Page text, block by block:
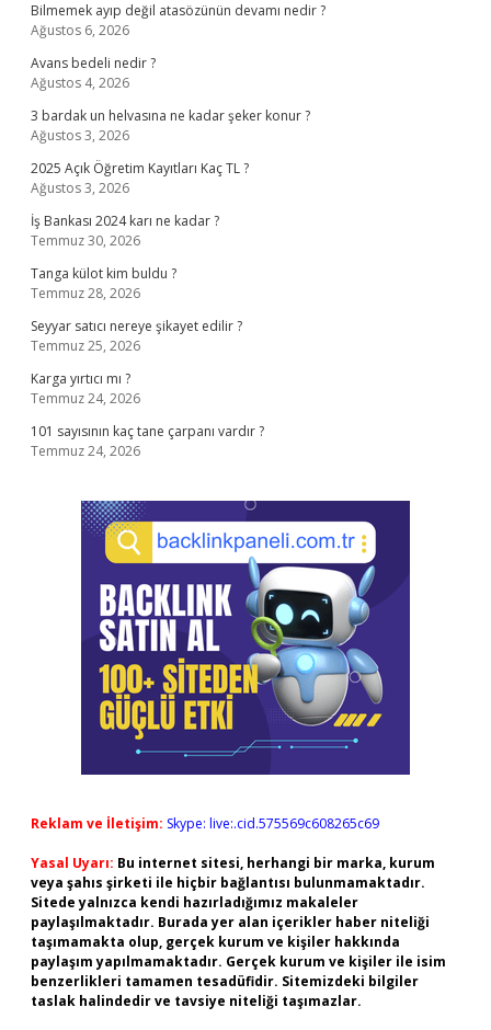
Bilmemek ayıp değil atasözünün devamı nedir ?
Ağustos 6, 2026
Avans bedeli nedir ?
Ağustos 4, 2026
3 bardak un helvasına ne kadar şeker konur ?
Ağustos 3, 2026
2025 Açık Öğretim Kayıtları Kaç TL ?
Ağustos 3, 2026
İş Bankası 2024 karı ne kadar ?
Temmuz 30, 2026
Tanga külot kim buldu ?
Temmuz 28, 2026
Seyyar satıcı nereye şikayet edilir ?
Temmuz 25, 2026
Karga yırtıcı mı ?
Temmuz 24, 2026
101 sayısının kaç tane çarpanı vardır ?
Temmuz 24, 2026
Reklam ve İletişim: Skype: live:.cid.575569c608265c69
Yasal Uyarı: Bu internet sitesi, herhangi bir marka, kurum
veya şahıs şirketi ile hiçbir bağlantısı bulunmamaktadır.
Sitede yalnızca kendi hazırladığımız makaleler
paylaşılmaktadır. Burada yer alan içerikler haber niteliği
taşımamakta olup, gerçek kurum ve kişiler hakkında
paylaşım yapılmamaktadır. Gerçek kurum ve kişiler ile isim
benzerlikleri tamamen tesadüfidir. Sitemizdeki bilgiler
taslak halindedir ve tavsiye niteliği taşımazlar.